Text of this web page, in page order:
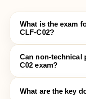
What is the exam
CLF-C02?
Can non-technical
C02 exam?
What are the key